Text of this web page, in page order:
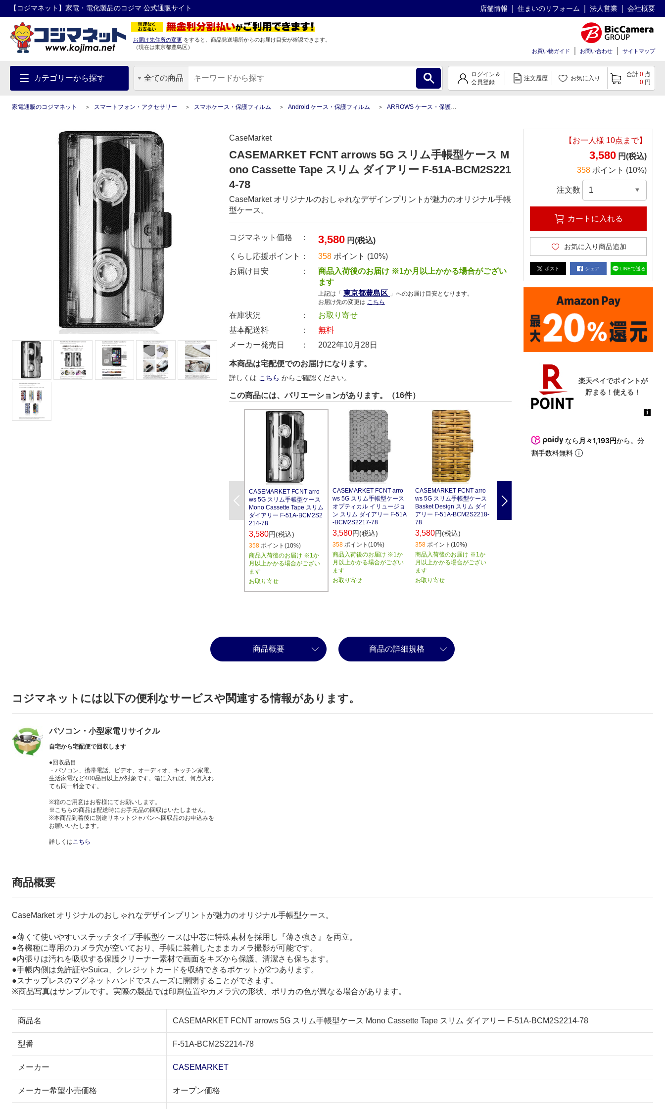
【コジマネット】家電・電化製品のコジマ 公式通販サイト 店舗情報 住まいのリフォーム 法人営業 会社概要
お届け先住所の変更 をすると、商品発送場所からのお届け目安が確認できます。
（現在は東京都豊島区）
お買い物ガイド お問い合わせ サイトマップ
カテゴリーから探す 全ての商品
ログイン＆
会員登録
注文履歴 お気に入り
合計 0 点
0 円
家電通販のコジマネット スマートフォン・アクセサリー スマホケース・保護フィルム Android ケース・保護フィルム ARROWS ケース・保護フィルム
CaseMarket
CASEMARKET FCNT arrows 5G スリム手帳型ケース M
ono Cassette Tape スリム ダイアリー F-51A-BCM2S221
4-78
CaseMarket オリジナルのおしゃれなデザインプリントが魅力のオリジナル手帳
型ケース。
コジマネット価格 ： 3,580 円(税込)
くらし応援ポイント：
358 ポイント (10%)
お届け目安 ：
商品入荷後のお届け ※1か月以上かかる場合がござい
ます
上記は「 東京都豊島区 」へのお届け目安となります。
お届け先の変更は こちら
在庫状況 ：
お取り寄せ
基本配送料 ：
無料
メーカー発売日 ：
2022年10月28日
本商品は宅配便でのお届けになります。
詳しくは こちら からご確認ください。
この商品には、バリエーションがあります。（16件）
Previous
CASEMARKET FCNT arro
ws 5G スリム手帳型ケース
Mono Cassette Tape スリム
ダイアリー F-51A-BCM2S2
214-78
3,580円(税込)
358 ポイント(10%)
商品入荷後のお届け ※1か
月以上かかる場合がござい
ます
お取り寄せ
CASEMARKET FCNT arro
ws 5G スリム手帳型ケース
オプティカル イリュージョ
ン スリム ダイアリー F-51A
-BCM2S2217-78
3,580円(税込)
358 ポイント(10%)
商品入荷後のお届け ※1か
月以上かかる場合がござい
ます
お取り寄せ
CASEMARKET FCNT arro
ws 5G スリム手帳型ケース
Basket Design スリム ダイ
アリー F-51A-BCM2S2218-
78
3,580円(税込)
358 ポイント(10%)
商品入荷後のお届け ※1か
月以上かかる場合がござい
ます
お取り寄せ
ws 5G スリム手帳型ケース I
ndonesia Basket スリム ダ
【お一人様 10点まで】
3,580 円(税込)
358 ポイント (10%)
注文数
カートに入れる
お気に入り商品追加
ポスト シェア LINEで送る
なら 月々1,193円から。分
割手数料無料
商品概要 商品の詳細規格
コジマネットには以下の便利なサービスや関連する情報があります。
パソコン・小型家電リサイクル
自宅から宅配便で回収します
●回収品目
・パソコン、携帯電話、ビデオ、オーディオ、キッチン家電、
生活家電など400品目以上が対象です。箱に入れば、何点入れ
ても同一料金です。
※箱のご用意はお客様にてお願いします。
※こちらの商品は配送時にお手元品の回収はいたしません。
※本商品到着後に別途リネットジャパンへ回収品のお申込みを
お願いいたします。
詳しくはこちら
商品概要
CaseMarket オリジナルのおしゃれなデザインプリントが魅力のオリジナル手帳型ケース。
●薄くて使いやすいステッチタイプ手帳型ケースは中芯に特殊素材を採用し『薄さ強さ』を両立。
●各機種に専用のカメラ穴が空いており、手帳に装着したままカメラ撮影が可能です。
●内張りは汚れを吸収する保護クリーナー素材で画面をキズから保護、清潔さも保ちます。
●手帳内側は免許証やSuica、クレジットカードを収納できるポケットが2つあります。
●スナップレスのマグネットハンドでスムーズに開閉することができます。
※商品写真はサンプルです。実際の製品では印刷位置やカメラ穴の形状、ポリカの色が異なる場合があります。
商品名 CASEMARKET FCNT arrows 5G スリム手帳型ケース Mono Cassette Tape スリム ダイアリー F-51A-BCM2S2214-78
型番 F-51A-BCM2S2214-78
メーカー CASEMARKET
メーカー希望小売価格 オープン価格